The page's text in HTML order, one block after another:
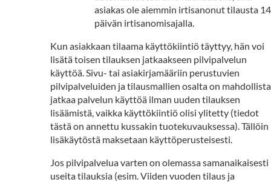
asiakas ole aiemmin irtisanonut tilausta 14
päivän irtisanomisajalla.
Kun asiakkaan tilaama käyttökiintiö täyttyy, hän voi
lisätä toisen tilauksen jatkaakseen pilvipalvelun
käyttöä. Sivu- tai asiakirjamääriin perustuvien
pilvipalveluiden ja tilausmallien osalta on mahdollista
jatkaa palvelun käyttöä ilman uuden tilauksen
lisäämistä, vaikka käyttökiintiö olisi ylitetty (tiedot
tästä on annettu kussakin tuotekuvauksessa). Tällöin
lisäkäytöstä maksetaan käyttöperusteisesti.
Jos pilvipalvelua varten on olemassa samanaikaisesti
useita tilauksia (esim. Viiden vuoden tilaus ja